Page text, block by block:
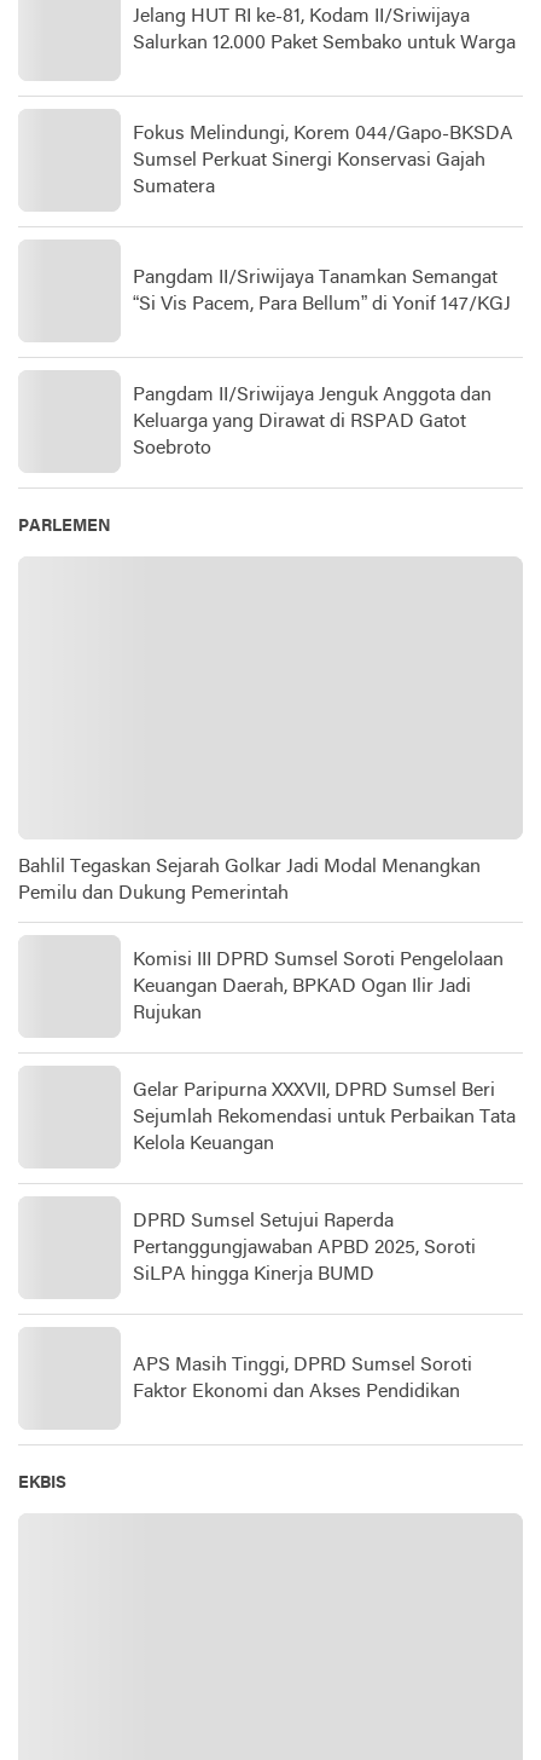
Jelang HUT RI ke-81, Kodam II/Sriwijaya
Salurkan 12.000 Paket Sembako untuk Warga
Fokus Melindungi, Korem 044/Gapo-BKSDA
Sumsel Perkuat Sinergi Konservasi Gajah
Sumatera
Pangdam II/Sriwijaya Tanamkan Semangat
“Si Vis Pacem, Para Bellum” di Yonif 147/KGJ
Pangdam II/Sriwijaya Jenguk Anggota dan
Keluarga yang Dirawat di RSPAD Gatot
Soebroto​
PARLEMEN
Bahlil Tegaskan Sejarah Golkar Jadi Modal Menangkan
Pemilu dan Dukung Pemerintah
Komisi III DPRD Sumsel Soroti Pengelolaan
Keuangan Daerah, BPKAD Ogan Ilir Jadi
Rujukan
Gelar Paripurna XXXVII, DPRD Sumsel Beri
Sejumlah Rekomendasi untuk Perbaikan Tata
Kelola Keuangan
DPRD Sumsel Setujui Raperda
Pertanggungjawaban APBD 2025, Soroti
SiLPA hingga Kinerja BUMD
APS Masih Tinggi, DPRD Sumsel Soroti
Faktor Ekonomi dan Akses Pendidikan
EKBIS